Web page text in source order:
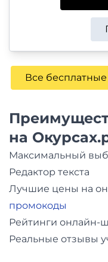
Все бесплатные
на
Максимальный
Редактор текста
Лучшие цены на
промокоды
Рейтинги онлайн-
Реальные отзывы